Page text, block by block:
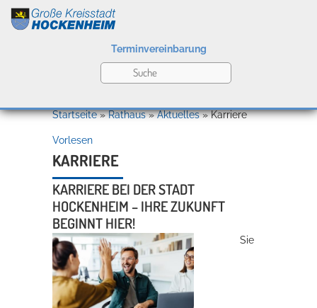
Kultur
Bildung
Wirtschaft
Terminvereinbarung
Willkommen in Hockenheim
Startseite»Rathaus»Aktuelles»Karriere
Vorlesen
KARRIERE
KARRIERE BEI DER STADT
HOCKENHEIM – IHRE ZUKUNFT
BEGINNT HIER!
Sie